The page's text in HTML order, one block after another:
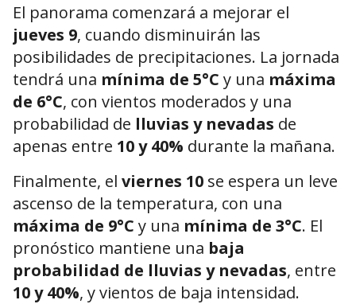
El panorama comenzará a mejorar el
jueves 9, cuando disminuirán las
posibilidades de precipitaciones. La jornada
tendrá una mínima de 5°C y una máxima
de 6°C, con vientos moderados y una
probabilidad de lluvias y nevadas de
apenas entre 10 y 40% durante la mañana.
Finalmente, el viernes 10 se espera un leve
ascenso de la temperatura, con una
máxima de 9°C y una mínima de 3°C. El
pronóstico mantiene una baja
probabilidad de lluvias y nevadas, entre
10 y 40%, y vientos de baja intensidad.